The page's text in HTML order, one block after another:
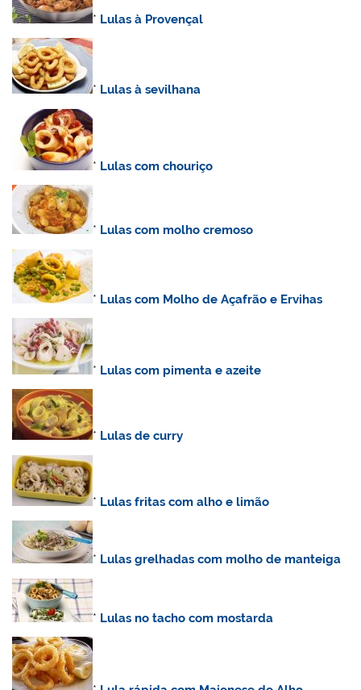
* Lulas à Provençal
* Lulas à sevilhana
* Lulas com chouriço
* Lulas com molho cremoso
* Lulas com Molho de Açafrão e Ervihas
* Lulas com pimenta e azeite
* Lulas de curry
* Lulas fritas com alho e limão
* Lulas grelhadas com molho de manteiga
* Lulas no tacho com mostarda